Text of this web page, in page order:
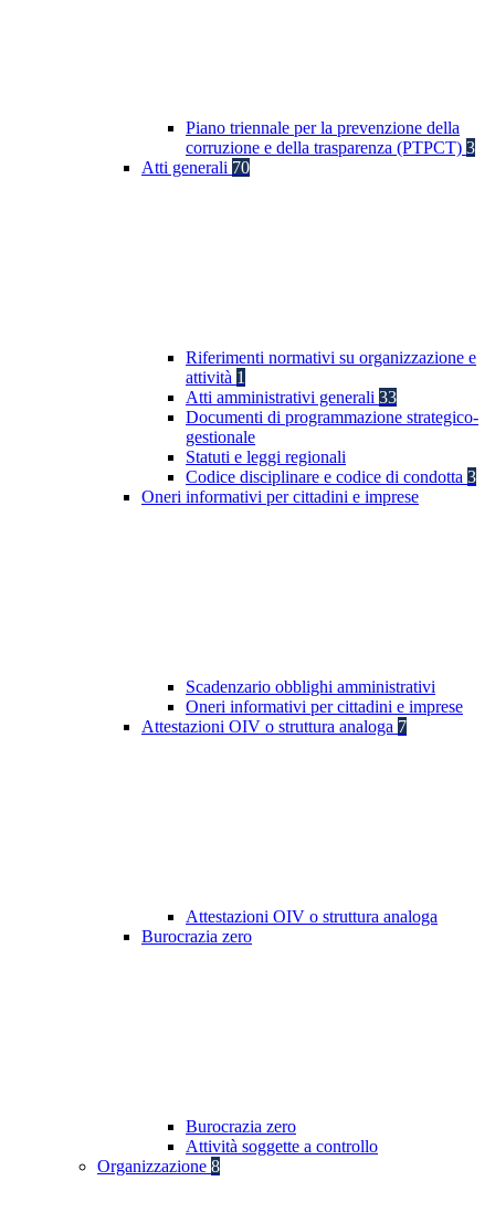
Piano triennale per la prevenzione della
corruzione e della trasparenza (PTPCT) 3
Atti generali 70
Riferimenti normativi su organizzazione e
attività 1
Atti amministrativi generali 33
Documenti di programmazione strategico-
gestionale
Statuti e leggi regionali
Codice disciplinare e codice di condotta 3
Oneri informativi per cittadini e imprese
Scadenzario obblighi amministrativi
Oneri informativi per cittadini e imprese
Attestazioni OIV o struttura analoga 7
Attestazioni OIV o struttura analoga
Burocrazia zero
Burocrazia zero
Attività soggette a controllo
Organizzazione 8